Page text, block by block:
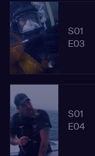
S01
E03
S01
E04